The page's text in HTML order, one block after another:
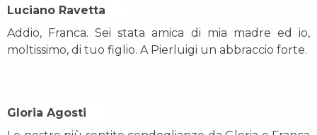
Luciano Ravetta On
Addio, Franca. Sei stata amica di mia madre ed io,
moltissimo, di tuo figlio. A Pierluigi un abbraccio forte.
Gloria Agosti On